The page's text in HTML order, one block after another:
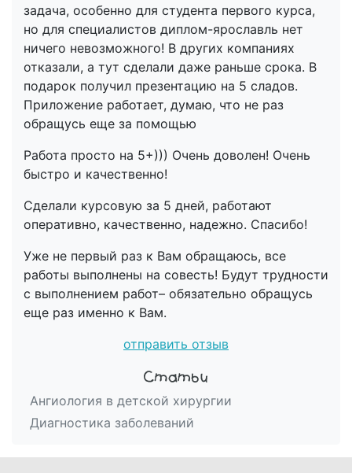
задача, особенно для студента первого курса,
но для специалистов диплом-ярославль нет
ничего невозможного! В других компаниях
отказали, а тут сделали даже раньше срока. В
подарок получил презентацию на 5 сладов.
Приложение работает, думаю, что не раз
обращусь еще за помощью
Работа просто на 5+))) Очень доволен! Очень
быстро и качественно!
Сделали курсовую за 5 дней, работают
оперативно, качественно, надежно. Спасибо!
Уже не первый раз к Вам обращаюсь, все
работы выполнены на совесть! Будут трудности
с выполнением работ– обязательно обращусь
еще раз именно к Вам.
отправить отзыв
Ангиология в детской хирургии
Диагностика заболеваний